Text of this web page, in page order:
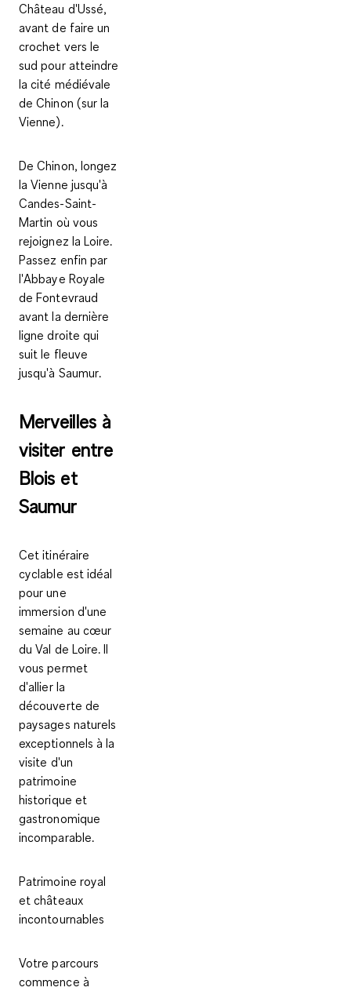
Château d'Ussé,
avant de faire un
crochet vers le
sud pour atteindre
la cité médiévale
deChinon (sur la
Vienne).
De Chinon, longez
la Vienne jusqu'à
Candes-Saint-
Martin où vous
rejoignez la Loire.
Passez enfin par
l'Abbaye Royale
de Fontevraud
avant la dernière
ligne droite qui
suit le fleuve
jusqu'à Saumur.
Merveilles à
visiter entre
Blois et
Saumur
Cet itinéraire
cyclable est idéal
pour une
immersion d'une
semaine au cœur
du Val de Loire. Il
vous permet
d'allier la
découverte de
paysages naturels
exceptionnels à la
visite d'un
patrimoine
historique et
gastronomique
incomparable.
Patrimoine royal
et châteaux
incontournables
Votre parcours
commence à